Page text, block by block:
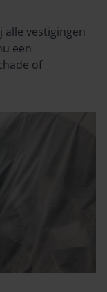
vestigingen
een
of